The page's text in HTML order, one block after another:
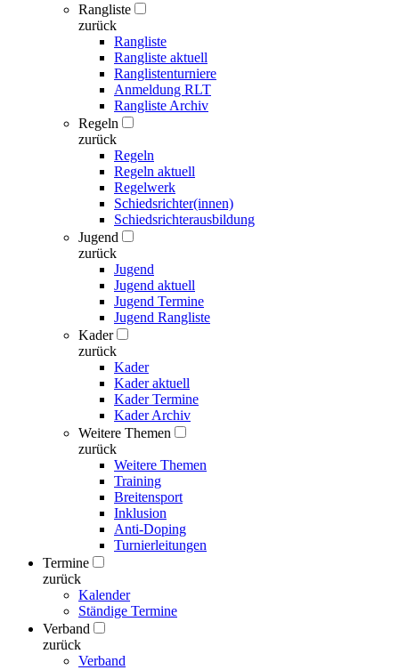
Rangliste
zurück
Rangliste
Rangliste aktuell
Ranglistenturniere
Anmeldung RLT
Rangliste Archiv
Regeln
zurück
Regeln
Regeln aktuell
Regelwerk
Schiedsrichter(innen)
Schiedsrichterausbildung
Jugend
zurück
Jugend
Jugend aktuell
Jugend Termine
Jugend Rangliste
Kader
zurück
Kader
Kader aktuell
Kader Termine
Kader Archiv
Weitere Themen
zurück
Weitere Themen
Training
Breitensport
Inklusion
Anti-Doping
Turnierleitungen
Termine
zurück
Kalender
Ständige Termine
Verband
zurück
Verband